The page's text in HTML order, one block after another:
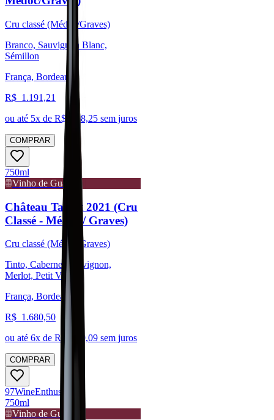
Cru classé (Médoc/Graves)
Branco, Sauvignon Blanc,
Sémillon
França, Bordeaux
R$ 1.191,21
ou até 5x de R$ 238,25 sem juros
COMPRAR
750ml
Vinho de Guarda
Château Talbot 2021 (Cru
Classé - Médoc / Graves)
Cru classé (Médoc/Graves)
Tinto, Cabernet Sauvignon,
Merlot, Petit Verdot
França, Bordeaux
R$ 1.680,50
ou até 6x de R$ 280,09 sem juros
COMPRAR
97WineEnthusiast
750ml
Vinho de Guarda